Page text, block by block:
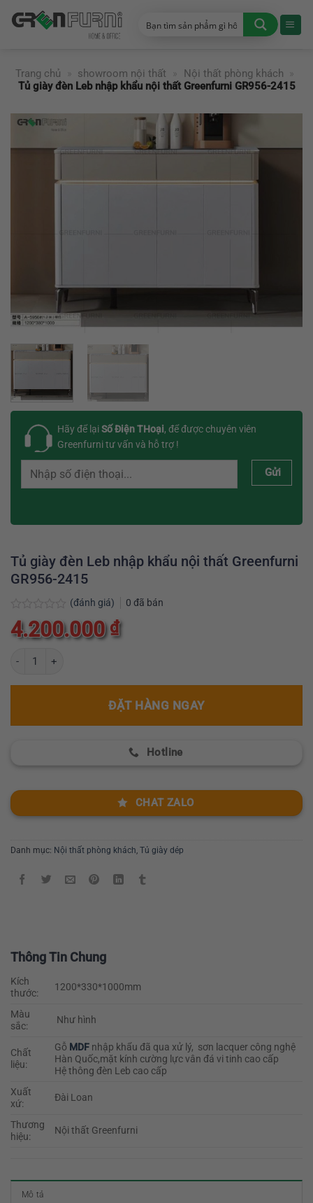
đến
Trang chủ
» showroom nội thất » Nội thất phòng khách
»
Tủ giày đèn Leb nhập khẩu nội thất Greenfurni GR956-2415
Hãy để lạiSố Điện THoại, để được chuyên viên
Greenfurni tư vấn và hỗ trợ !
Gửi
Tủ giày đèn Leb nhập khẩu nội thất Greenfurni
GR956-2415
Được
xếp
hạng
(đánh giá) 0 đã bán
4.200.000₫
ĐẶT HÀNG NGAY
Hotline
CHAT ZALO
Danh mục: Nội thất phòng khách, Tủ giày dép
Thông Tin Chung
Kích
thước:
1200*330*1000mm
Màu
sắc:
Như hình
Chất
liệu:
Gỗ MDFnhập khẩu đã qua xử lý, sơn lacquer công nghệ
Hàn Quốc,mặt kính cường lực vân đá vi tinh cao cấp
Hệ thông đèn Leb cao cấp
Xuất
xứ:
Đài Loan
Thương
hiệu:
Nội thất Greenfurni
Mô tả